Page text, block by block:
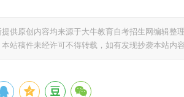
供原创内容均来源于大牛教育自考招生网编辑整
站稿件未经许可不得转载，如有发现抄袭本站内